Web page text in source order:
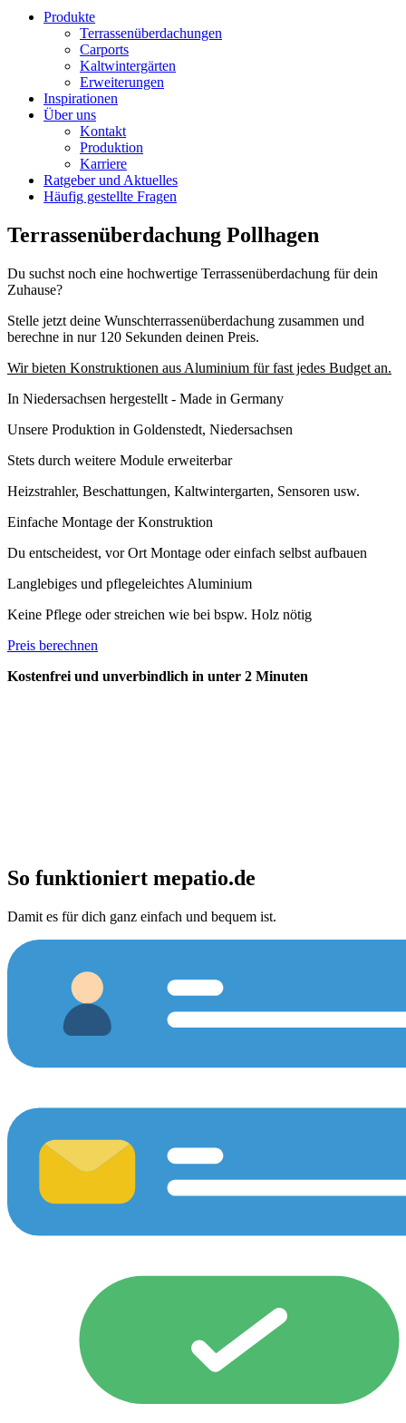
Produkte
Terrassenüberdachungen
Carports
Kaltwintergärten
Erweiterungen
Inspirationen
Über uns
Kontakt
Produktion
Karriere
Ratgeber und Aktuelles
Häufig gestellte Fragen
Terrassenüberdachung Pollhagen
Du suchst noch eine hochwertige Terrassenüberdachung für dein
Zuhause?
Stelle jetzt deine Wunschterrassenüberdachung zusammen und
berechne in nur 120 Sekunden deinen Preis.
Wir bieten Konstruktionen aus Aluminium für fast jedes Budget an.
In Niedersachsen hergestellt - Made in Germany
Unsere Produktion in Goldenstedt, Niedersachsen
Stets durch weitere Module erweiterbar
Heizstrahler, Beschattungen, Kaltwintergarten, Sensoren usw.
Einfache Montage der Konstruktion
Du entscheidest, vor Ort Montage oder einfach selbst aufbauen
Langlebiges und pflegeleichtes Aluminium
Keine Pflege oder streichen wie bei bspw. Holz nötig
Preis berechnen
Kostenfrei und unverbindlich in unter 2 Minuten
So funktioniert mepatio.de
Damit es für dich ganz einfach und bequem ist.